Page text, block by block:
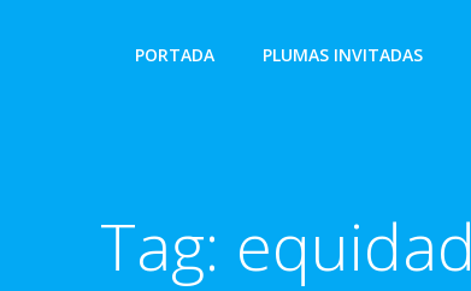
PORTADA PLUMAS INVITADAS
Tag: equidad